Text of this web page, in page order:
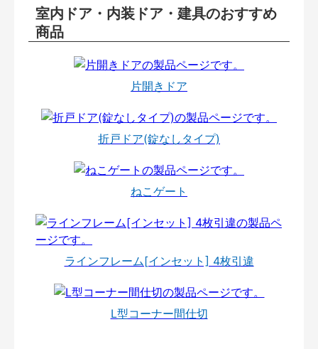
室内ドア・内装ドア・建具のおすすめ
商品
片開きドア
折戸ドア(錠なしタイプ)
ねこゲート
ラインフレーム[インセット] 4枚引違
L型コーナー間仕切